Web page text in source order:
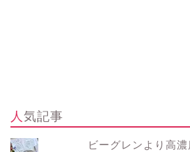
人気記事
ビーグレンより高